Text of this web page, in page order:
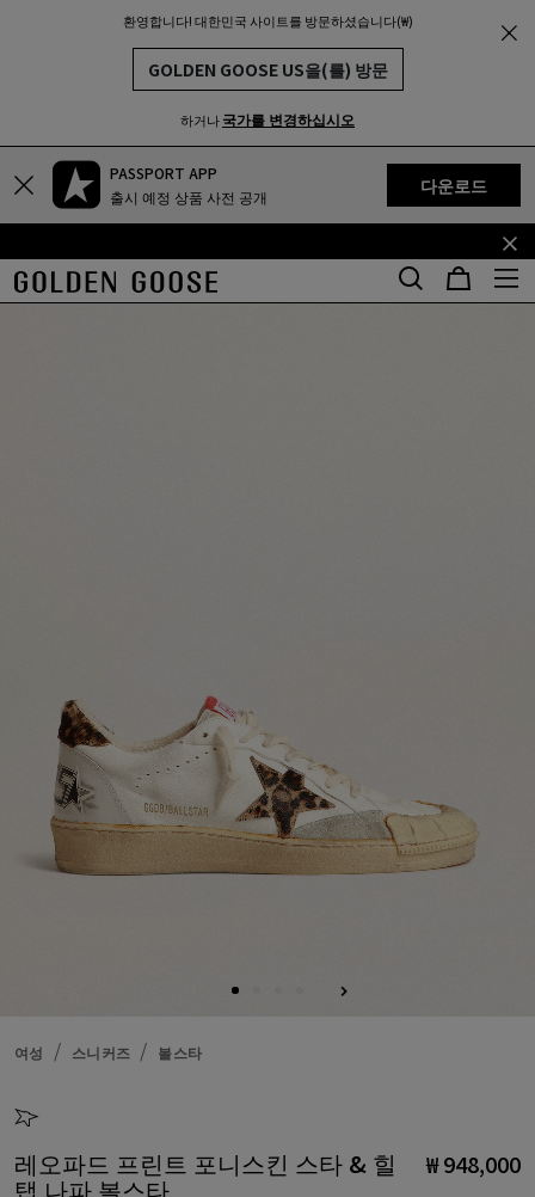
환영합니다! 대한민국 사이트를 방문하셨습니다(₩)
GOLDEN GOOSE US을(를) 방문
하거나국가를 변경하십시오
기
텐
츠
꼬
콘
텐
PASSPORT APP
출시 예정 상품 사전 공개
다운로드
여성 스니커즈 볼스타
레오파드 프린트 포니스킨 스타 & 힐
탭 나파 볼스타
₩ 948,000